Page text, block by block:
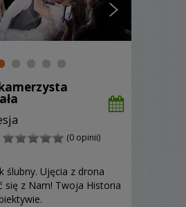
(0 opinii)
ślubny. Ujęcia z drona
się z Nam! Twoja Historia